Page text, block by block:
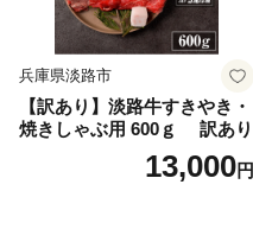
兵庫県淡路市
【訳あり】淡路牛すきやき・
焼きしゃぶ用 600ｇ 訳あり
13,000円